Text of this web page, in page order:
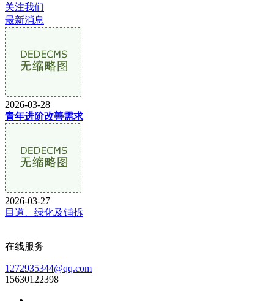
关注我们
最新消息
2026-03-28
青年进阶改善需求
2026-03-27
目道、绿化及铺拆
在线服务
1272935344@qq.com
15630122398